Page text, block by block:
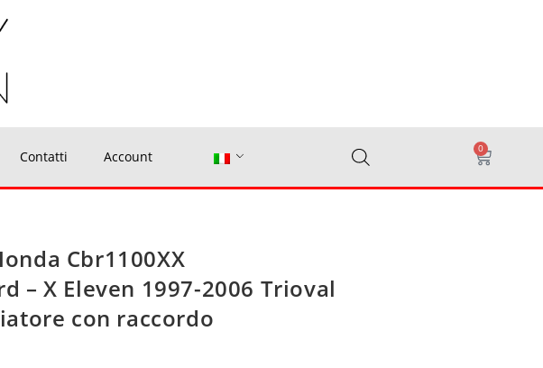
Contatti Account 0
Cbr1100XX
– X Eleven 1997-2006 Trioval
con raccordo